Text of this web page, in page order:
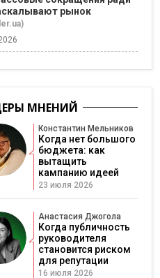
рынок
МНЕНИЙ
Константин Мельников
Когда нет большого
бюджета: как
вытащить
кампанию идеей
23 июля 2026
Анастасия Джогола
Когда публичность
руководителя
становится риском
для репутации
16 июля 2026